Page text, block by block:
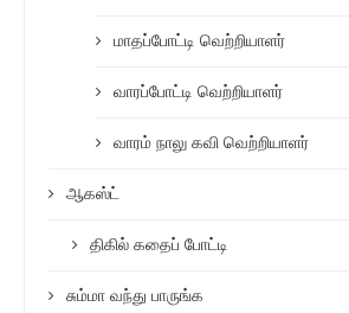
மாதப்போட்டி வெற்றியாளர்
வாரப்போட்டி வெற்றியாளர்
வாரம் நாலு கவி வெற்றியாளர்
ஆகஸ்ட்
திகில் கதைப் போட்டி
சும்மா வந்து பாருங்க